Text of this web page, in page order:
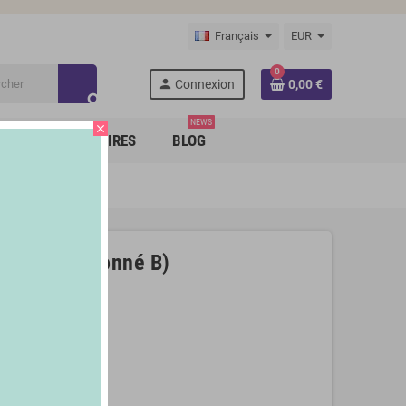
Français EUR
search
person Connexion
0
0,00 €
PARTENAIRES BLOG
NEWS
(Reconditionné B)
close